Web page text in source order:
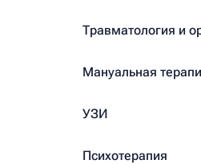
Травматология и
Мануальная
УЗИ
Психотерапия